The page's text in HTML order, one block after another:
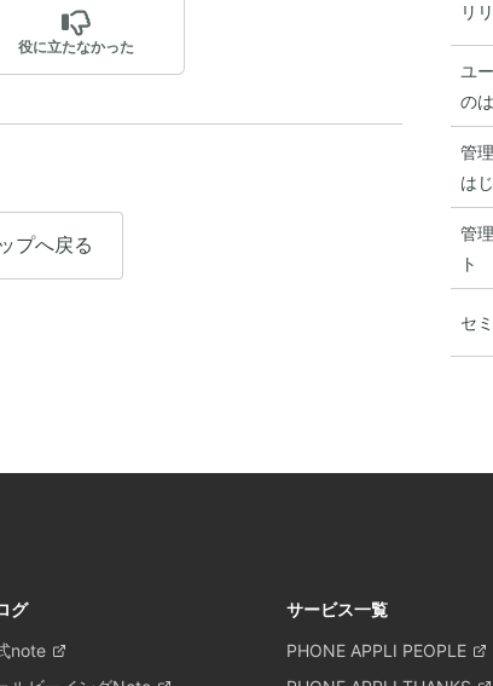
役に立たなかった
プへ戻る
リ
ユ
の
管
は
管
ト
セ
グ
note
サービス一覧
PHONE APPLI PEOPLE